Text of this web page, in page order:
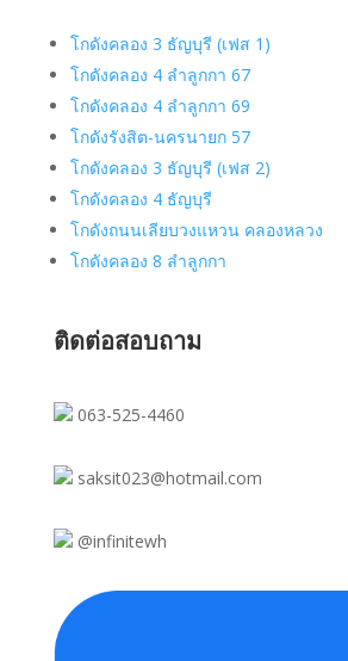
โกดังคลอง 3 ธัญบุรี (เฟส 1)
โกดังคลอง 4 ลำลูกกา 67
โกดังคลอง 4 ลำลูกกา 69
โกดังรังสิต-นครนายก 57
โกดังคลอง 3 ธัญบุรี (เฟส 2)
โกดังคลอง 4 ธัญบุรี
โกดังถนนเลียบวงแหวน คลองหลวง
โกดังคลอง 8 ลำลูกกา
ติดต่อสอบถาม
063-525-4460
saksit023@hotmail.com
@infinitewh